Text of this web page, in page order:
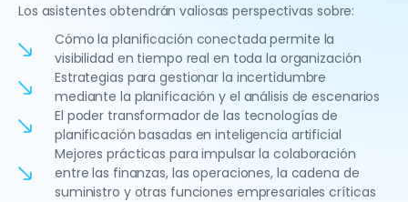
Los asistentes obtendrán valiosas perspectivas sobre:
Cómo la planificación conectada permite la
visibilidad en tiempo real en toda la organización
Estrategias para gestionar la incertidumbre
mediante la planificación y el análisis de escenarios
El poder transformador de las tecnologías de
planificación basadas en inteligencia artificial
Mejores prácticas para impulsar la colaboración
entre las finanzas, las operaciones, la cadena de
suministro y otras funciones empresariales críticas